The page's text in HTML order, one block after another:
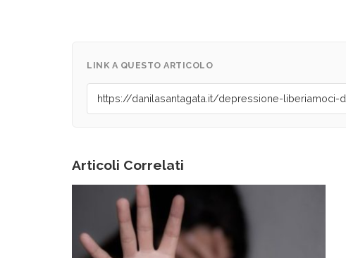
LINK A QUESTO ARTICOLO
Articoli Correlati